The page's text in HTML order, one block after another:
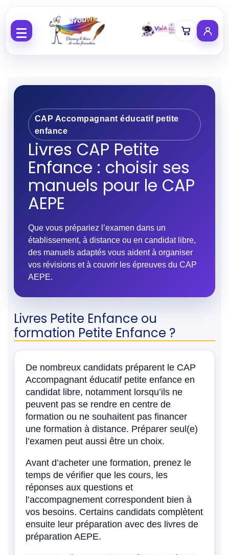
CAP Accompagnant éducatif petite
enfance
Livres CAP Petite
Enfance : choisir ses
manuels pour le CAP
AEPE
Que vous prépariez l’examen dans un
établissement, à distance ou en candidat libre,
des manuels adaptés vous aident à organiser
vos révisions et à couvrir les épreuves du CAP
AEPE.
Livres Petite Enfance ou
formation Petite Enfance ?
De nombreux candidats préparent le CAP
Accompagnant éducatif petite enfance en
candidat libre, notamment lorsqu’ils ne
peuvent pas se rendre en centre de
formation ou ne souhaitent pas financer
une formation à distance. Préparer seul(e)
l’examen peut aussi être un choix.
Avant d’acheter une formation, prenez le
temps de vérifier que les cours, les
réponses aux questions et
l’accompagnement correspondent bien à
vos besoins. Certains candidats complètent
ensuite leur préparation avec des livres de
préparation AEPE.